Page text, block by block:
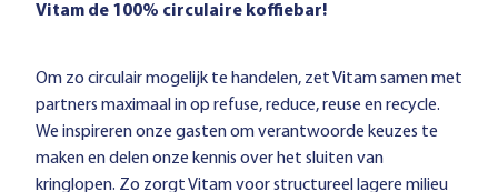
Vitam de 100% circulaire koffiebar!
Om zo circulair mogelijk te handelen, zet Vitam samen met
partners maximaal in op refuse, reduce, reuse en recycle.
We inspireren onze gasten om verantwoorde keuzes te
maken en delen onze kennis over het sluiten van
kringlopen. Zo zorgt Vitam voor structureel lagere milieu